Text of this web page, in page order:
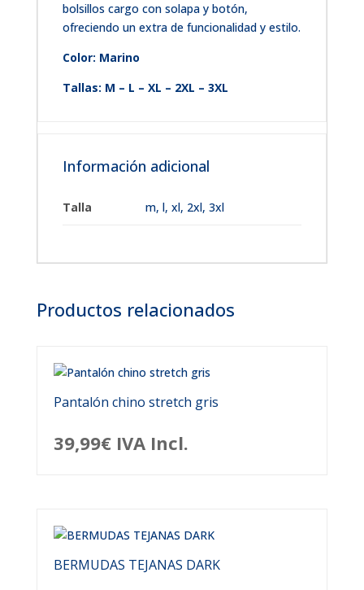
bolsillos cargo con solapa y botón,
ofreciendo un extra de funcionalidad y estilo.
Color: Marino
Tallas: M – L – XL – 2XL – 3XL
Información adicional
Talla m, l, xl, 2xl, 3xl
Productos relacionados
Pantalón chino stretch gris
39,99€ IVA Incl.
BERMUDAS TEJANAS DARK